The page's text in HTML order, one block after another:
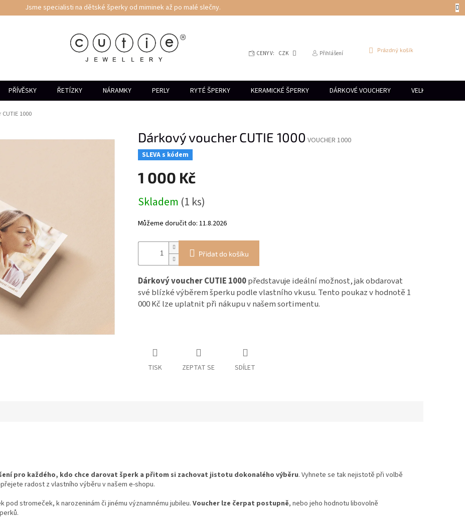
Jsme specialisti na dětské šperky od miminek až po malé slečny.
CENY V: CZK Přihlášení
NÁKUPNÍ
Prázdný košík
PŘÍVĚSKY ŘETÍZKY NÁRAMKY PERLY RYTÉ ŠPERKY KERAMICKÉ ŠPERKY DÁRKOVÉ VOUCHERY VELKOOBCHOD
1000
Dárkový voucher CUTIE 1000 VOUCHER 1000
SLEVA s kódem
1 000 Kč
cena:
Skladem (1 ks)
Můžeme doručit do: 11.8.2026
Přidat do košíku
Dárkový voucher CUTIE 1000představuje ideální možnost, jak obdarovat
své blízké výběrem šperku podle vlastního vkusu. Tento poukaz v hodnotě 1
000 Kč lze uplatnit při nákupu v našem sortimentu.
TISK ZEPTAT SE SDÍLET
pro každého, kdo chce darovat šperk a přitom si zachovat jistotu dokonalého výběru. Vyhnete se tak nejistotě při volbě
radost z vlastního výběru v našem e-shopu.
pod stromeček, k narozeninám či jinému významnému jubileu. Voucher lze čerpat postupně, nebo jeho hodnotu libovolně